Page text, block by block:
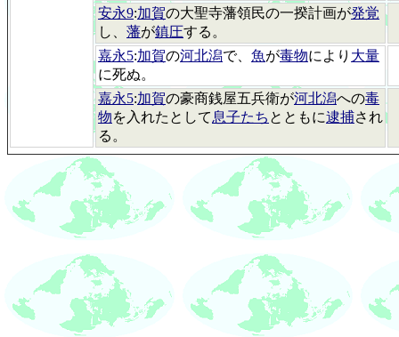
安永9:加賀の大聖寺藩領民の一揆計画が発覚
し、 藩が鎮圧する。
嘉永5:加賀の河北潟で、 魚が毒物により 大量
に死ぬ。
嘉永5:加賀の豪商銭屋五兵衛が河北潟への毒
物を入れたとして息子たち とともに逮捕され
る。